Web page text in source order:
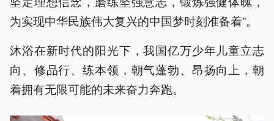
为实现中华民族伟大复兴的中国梦时刻准备着”。
沐浴在新时代的阳光下，我国亿万少年儿童立志
向、修品行、练本领，朝气蓬勃、昂扬向上，朝
着拥有无限可能的未来奋力奔跑。